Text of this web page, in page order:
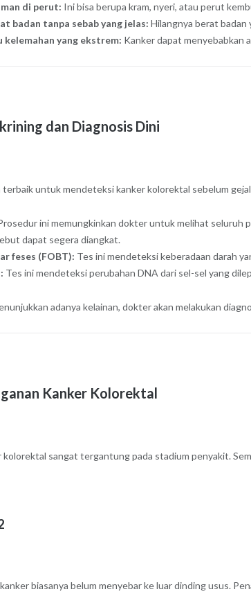
di perut: Ini bisa berupa kram, nyeri, atau perut
badan tanpa sebab yang jelas: Hilangnya berat badan
kelemahan yang ekstrem: Kanker dapat menyebabkan
dan Diagnosis Dini
terbaik untuk mendeteksi kanker kolorektal sebelum
ini memungkinkan dokter untuk melihat seluruh
dapat segera diangkat.
feses (FOBT): Tes ini mendeteksi keberadaan darah
Tes ini mendeteksi perubahan DNA dari sel-sel yang
adanya kelainan, dokter akan melakukan
Kanker Kolorektal
kolorektal sangat tergantung pada stadium penyakit.
biasanya belum menyebar ke luar dinding usus.